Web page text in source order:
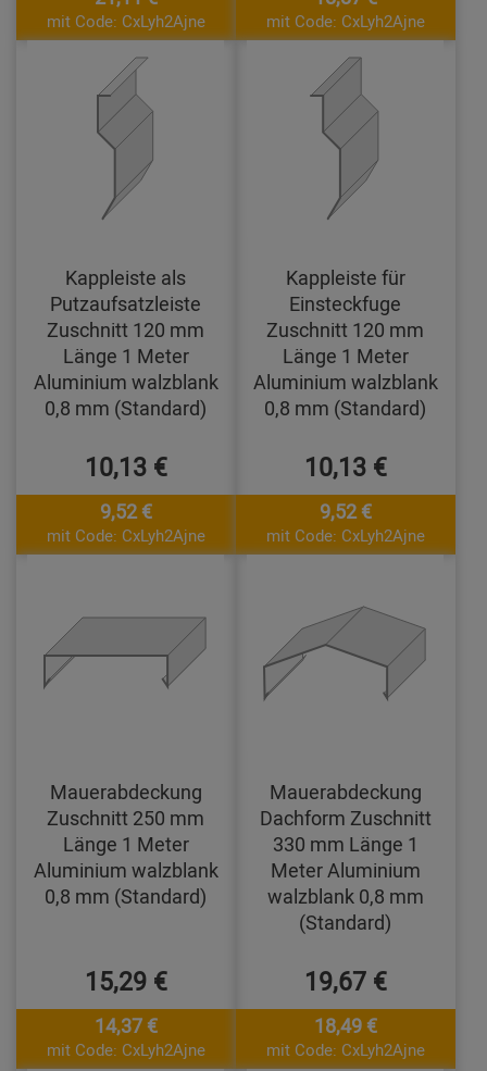
mit Code: CxLyh2Ajne mit Code: CxLyh2Ajne
Kappleiste als
Putzaufsatzleiste
Zuschnitt 120 mm
Länge 1 Meter
Aluminium walzblank
0,8 mm (Standard)
10,13 €
9,52 €
mit Code: CxLyh2Ajne
Kappleiste für
Einsteckfuge
Zuschnitt 120 mm
Länge 1 Meter
Aluminium walzblank
0,8 mm (Standard)
10,13 €
9,52 €
mit Code: CxLyh2Ajne
Mauerabdeckung
Zuschnitt 250 mm
Länge 1 Meter
Aluminium walzblank
0,8 mm (Standard)
15,29 €
14,37 €
mit Code: CxLyh2Ajne
Mauerabdeckung
Dachform Zuschnitt
330 mm Länge 1
Meter Aluminium
walzblank 0,8 mm
(Standard)
19,67 €
18,49 €
mit Code: CxLyh2Ajne